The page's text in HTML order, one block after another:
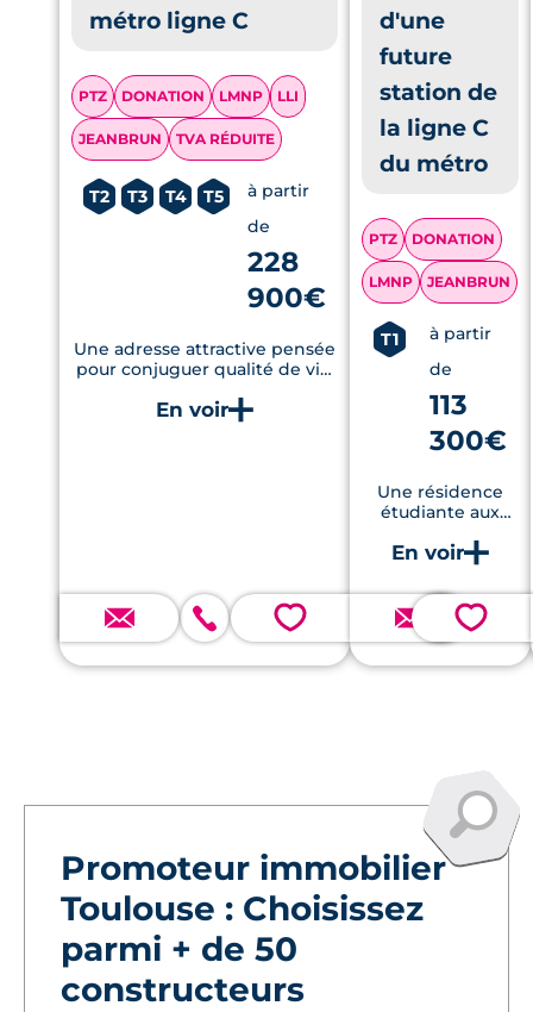
métro ligne C
PTZ DONATION LMNP LLI
JEANBRUN TVA RÉDUITE
T2 T3 T4 T5
à partir
de
228
900€
Une adresse attractive pensée
pour conjuguer qualité de vie,
patrimonial
💗
d'une
future
station de
la ligne C
du métro
PTZ DONATION
LMNP JEANBRUN
T1
à partir
de
113
300€
Une résidence
étudiante aux
standing dans un
développement
💗
Promoteur immobilier
Toulouse : Choisissez
parmi + de 50
constructeurs